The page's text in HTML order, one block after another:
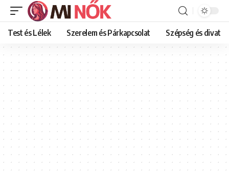
Test és Lélek Szerelem és Párkapcsolat Szépség és divat